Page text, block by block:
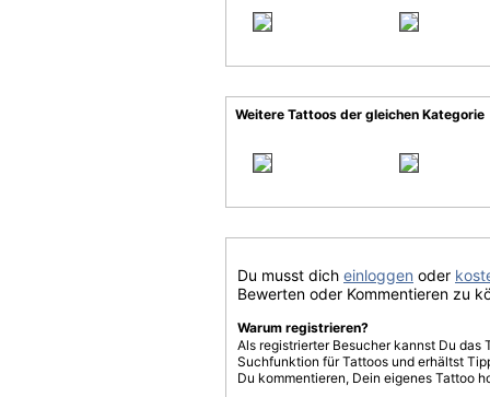
Weitere Tattoos der gleichen Kategorie
Du musst dich einloggen oder
Bewerten oder Kommentieren zu
Warum registrieren?
Als registrierter Besucher kannst Du
Suchfunktion für Tattoos und erhältst
Du kommentieren, Dein eigenes Tattoo